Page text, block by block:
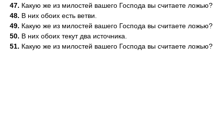
47. Какую же из милостей вашего Господа вы считаете ложью?
48. В них обоих есть ветви.
49. Какую же из милостей вашего Господа вы считаете ложью?
50. В них обоих текут два источника.
51. Какую же из милостей вашего Господа вы считаете ложью?